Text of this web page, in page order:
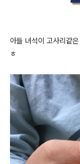
아들 녀석이 고사리같
ㅎ